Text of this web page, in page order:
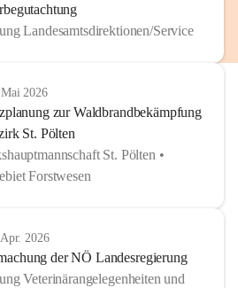
Landesamtsdirektionen/Service
2026
zur Waldbrandbekämpfung
St. Pölten
St. Pölten •
Forstwesen
2026
der NÖ Landesregierung
Veterinärangelegenheiten und